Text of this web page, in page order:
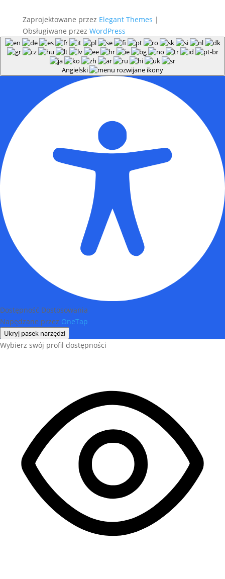
Zaprojektowane przez Elegant Themes |
Obsługiwane przez WordPress
Angielski
Dostępność Dostosowania
Napędzane przez OneTap
Ukryj pasek narzędzi
Wybierz swój profil dostępności